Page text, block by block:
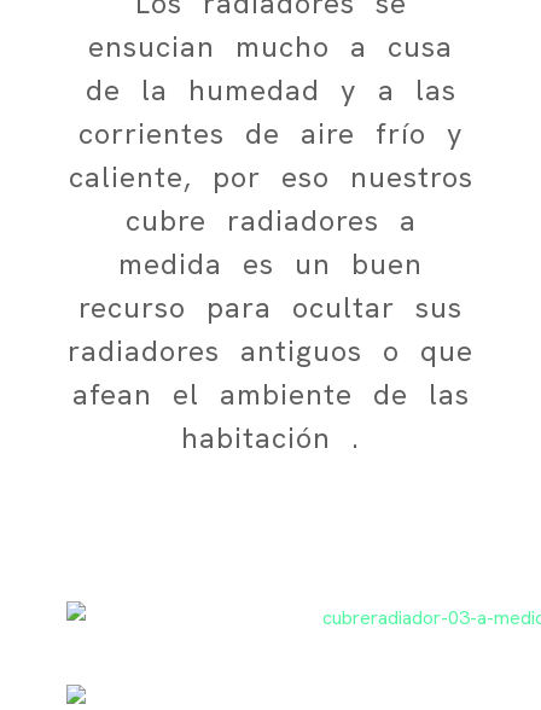
ensucian mucho a cusa
de la humedad y a las
corrientes de aire frío y
caliente, por eso nuestros
cubre radiadores a
medida es un buen
recurso para ocultar sus
radiadores antiguos o que
afean el ambiente de las
habitación .